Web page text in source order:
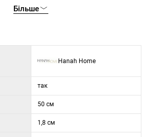
Більше
Hanah Home
так
50 см
1,8 см